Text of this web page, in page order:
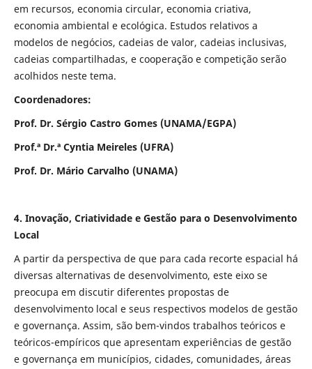
em recursos, economia circular, economia criativa,
economia ambiental e ecológica. Estudos relativos a
modelos de negócios, cadeias de valor, cadeias inclusivas,
cadeias compartilhadas, e cooperação e competição serão
acolhidos neste tema.
Coordenadores:
Prof. Dr. Sérgio Castro Gomes (UNAMA/EGPA)
Prof.ª Dr.ª Cyntia Meireles (UFRA)
Prof. Dr. Mário Carvalho (UNAMA)
4. Inovação, Criatividade e Gestão para o Desenvolvimento
Local
A partir da perspectiva de que para cada recorte espacial há
diversas alternativas de desenvolvimento, este eixo se
preocupa em discutir diferentes propostas de
desenvolvimento local e seus respectivos modelos de gestão
e governança. Assim, são bem-vindos trabalhos teóricos e
teóricos-empíricos que apresentam experiências de gestão
e governança em municípios, cidades, comunidades, áreas